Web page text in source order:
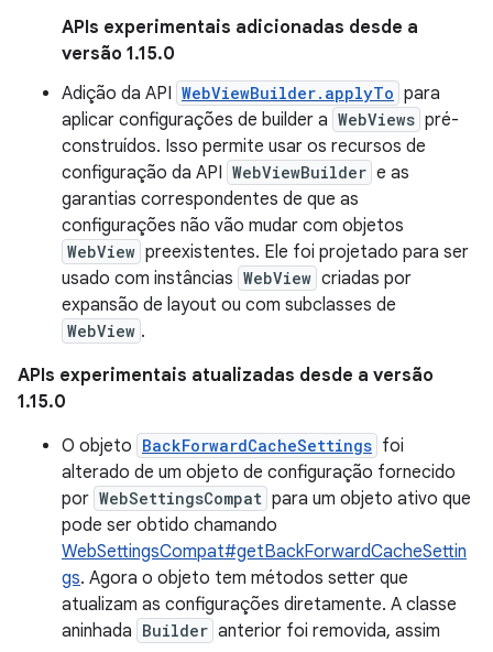
APIs experimentais adicionadas desde a
versão 1.15.0
Adição da API WebViewBuilder.applyTo para
aplicar configurações de builder a WebViews pré-
construídos. Isso permite usar os recursos de
configuração da API WebViewBuilder e as
garantias correspondentes de que as
configurações não vão mudar com objetos
WebView preexistentes. Ele foi projetado para ser
usado com instâncias WebView criadas por
expansão de layout ou com subclasses de
WebView .
APIs experimentais atualizadas desde a versão
1.15.0
O objeto BackForwardCacheSettings foi
alterado de um objeto de configuração fornecido
por WebSettingsCompat para um objeto ativo que
pode ser obtido chamando
WebSettingsCompat#getBackForwardCacheSettin
gs. Agora o objeto tem métodos setter que
atualizam as configurações diretamente. A classe
aninhada Builder anterior foi removida, assim